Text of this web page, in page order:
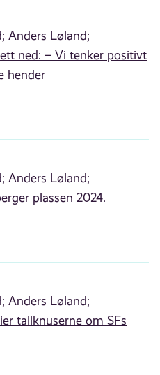
Anders Løland;
ned: – Vi tenker positivt
hender
Anders Løland;
plassen 2024.
Anders Løland;
tallknuserne om SFs